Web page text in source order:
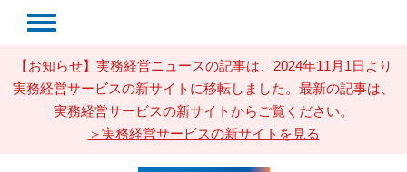
【お知らせ】実務経営ニュースの記事は、2024年11月1日より
実務経営サービスの新サイトに移転しました。最新の記事は、
実務経営サービスの新サイトからご覧ください。
＞実務経営サービスの新サイトを見る